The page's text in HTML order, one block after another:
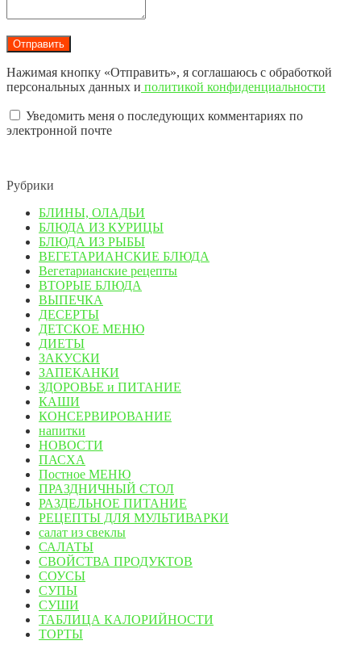
Нажимая кнопку «Отправить», я соглашаюсь с обработкой
персональных данных и политикой конфиденциальности
Уведомить меня о последующих комментариях по
электронной почте
Рубрики
БЛИНЫ, ОЛАДЬИ
БЛЮДА ИЗ КУРИЦЫ
БЛЮДА ИЗ РЫБЫ
ВЕГЕТАРИАНСКИЕ БЛЮДА
Вегетарианские рецепты
ВТОРЫЕ БЛЮДА
ВЫПЕЧКА
ДЕСЕРТЫ
ДЕТСКОЕ МЕНЮ
ДИЕТЫ
ЗАКУСКИ
ЗАПЕКАНКИ
ЗДОРОВЬЕ и ПИТАНИЕ
КАШИ
КОНСЕРВИРОВАНИЕ
напитки
НОВОСТИ
ПАСХА
Постное МЕНЮ
ПРАЗДНИЧНЫЙ СТОЛ
РАЗДЕЛЬНОЕ ПИТАНИЕ
РЕЦЕПТЫ ДЛЯ МУЛЬТИВАРКИ
салат из свеклы
САЛАТЫ
СВОЙСТВА ПРОДУКТОВ
СОУСЫ
СУПЫ
СУШИ
ТАБЛИЦА КАЛОРИЙНОСТИ
ТОРТЫ